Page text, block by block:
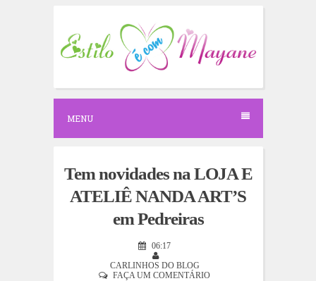
c
o
e
MENU
Tem novidades na LOJA E
ATELIÊ NANDA ART’S
em Pedreiras
06:17
CARLINHOS DO BLOG
FAÇA UM COMENTÁRIO